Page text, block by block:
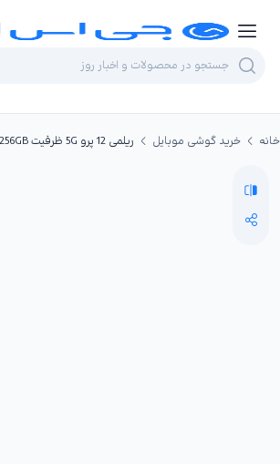
خانه خرید گوشی موبایل ریلمی 12 پرو 5G ظرفیت 256GB رم 12GB